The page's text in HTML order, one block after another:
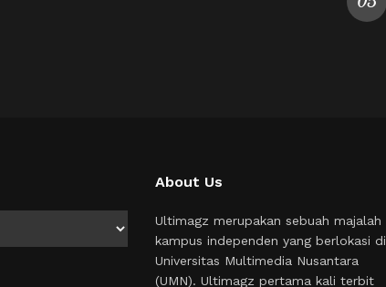
About Us
Ultimagz merupakan sebuah majalah
kampus independen yang berlokasi di
Universitas Multimedia Nusantara
(UMN). Ultimagz pertama kali terbit